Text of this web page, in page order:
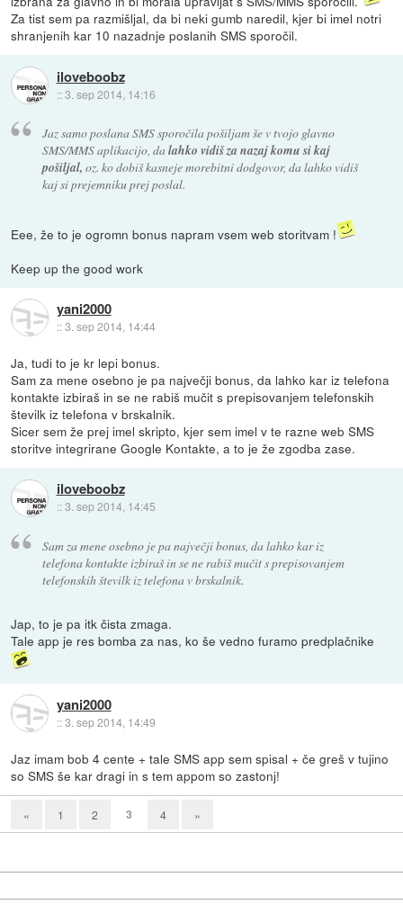
Za tist sem pa razmišljal, da bi neki gumb naredil, kjer bi imel notri
shranjenih kar 10 nazadnje poslanih SMS sporočil.
iloveboobz
::3. sep 2014, 14:16
Jaz samo poslana SMS sporočila pošiljam še v tvojo glavno
SMS/MMS aplikacijo, dalahko vidiš za nazaj komu si kaj
pošiljal, oz. ko dobiš kasneje morebitni dodgovor, da lahko vidiš
kaj si prejemniku prej poslal.
Eee, že to je ogromn bonus napram vsem web storitvam !
Keep up the good work
yani2000
::3. sep 2014, 14:44
Ja, tudi to je kr lepi bonus.
Sam za mene osebno je pa največji bonus, da lahko kar iz telefona
kontakte izbiraš in se ne rabiš mučit s prepisovanjem telefonskih
številk iz telefona v brskalnik.
Sicer sem že prej imel skripto, kjer sem imel v te razne web SMS
storitve integrirane Google Kontakte, a to je že zgodba zase.
iloveboobz
::3. sep 2014, 14:45
Sam za mene osebno je pa največji bonus, da lahko kar iz
telefona kontakte izbiraš in se ne rabiš mučit s prepisovanjem
telefonskih številk iz telefona v brskalnik.
Jap, to je pa itk čista zmaga.
Tale app je res bomba za nas, ko še vedno furamo predplačnike
yani2000
::3. sep 2014, 14:49
Jaz imam bob 4 cente + tale SMS app sem spisal + če greš v tujino
so SMS še kar dragi in s tem appom so zastonj!
« 1 2 3 4 »